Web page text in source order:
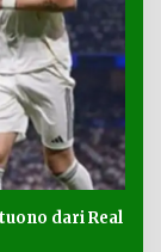
dari Real